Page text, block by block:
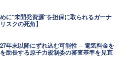
に"未開発資源"を担保に取られるガーナ
スクの死角】
年末以降にずれ込む可能性 ─ 電気料金を
助長する原子力規制委の審査基準を見直